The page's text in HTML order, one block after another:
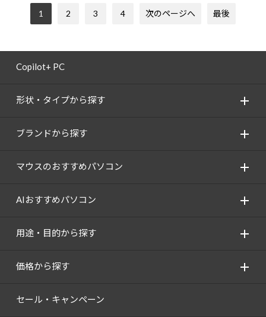
1 2 3 4 次のページへ 最後
Copilot+ PC
形状・タイプから探す
ブランドから探す
マウスのおすすめパソコン
AIおすすめパソコン
用途・目的から探す
価格から探す
セール・キャンペーン